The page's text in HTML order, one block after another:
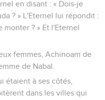
en disant : « Dois-je
? » L'Eternel lui répondit :
monter ? » Et l'Eternel
femmes, Achinoam de
de Nabal.
étaient à ses côtés,
dans les villes qui